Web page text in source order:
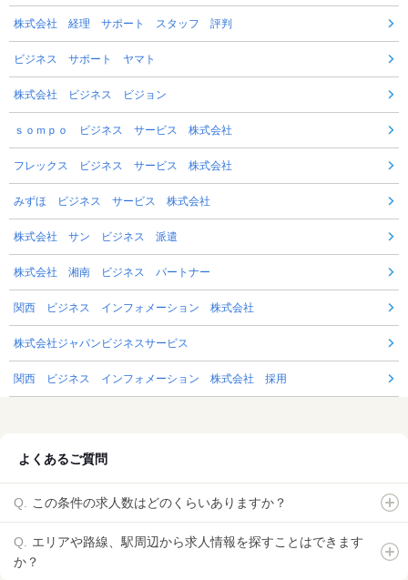
株式会社 経理 サポート スタッフ 評判
ビジネス サポート ヤマト
株式会社 ビジネス ビジョン
ｓｏｍｐｏ ビジネス サービス 株式会社
フレックス ビジネス サービス 株式会社
みずほ ビジネス サービス 株式会社
株式会社 サン ビジネス 派遣
株式会社 湘南 ビジネス パートナー
関西 ビジネス インフォメーション 株式会社
株式会社ジャパンビジネスサービス
関西 ビジネス インフォメーション 株式会社 採用
よくあるご質問
この条件の求人数はどのくらいありますか？
エリアや路線、駅周辺から求人情報を探すことはできます
か？